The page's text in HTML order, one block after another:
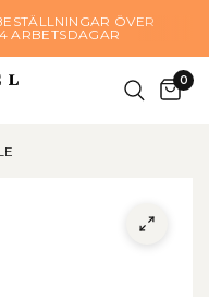
ÖVER
ARBETSDAGAR
0